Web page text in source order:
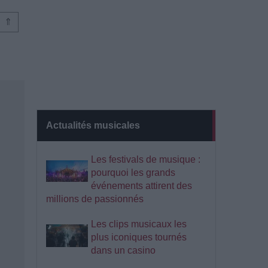
Actualités musicales
Les festivals de musique :
pourquoi les grands
événements attirent des
millions de passionnés
Les clips musicaux les
plus iconiques tournés
dans un casino
⇑